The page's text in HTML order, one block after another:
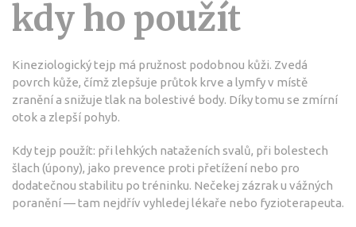
kdy ho použít
Kineziologický tejp má pružnost podobnou kůži. Zvedá
povrch kůže, čímž zlepšuje průtok krve a lymfy v místě
zranění a snižuje tlak na bolestivé body. Díky tomu se zmírní
otok a zlepší pohyb.
Kdy tejp použít: při lehkých nataženích svalů, při bolestech
šlach (úpony), jako prevence proti přetížení nebo pro
dodatečnou stabilitu po tréninku. Nečekej zázrak u vážných
poranění — tam nejdřív vyhledej lékaře nebo fyzioterapeuta.